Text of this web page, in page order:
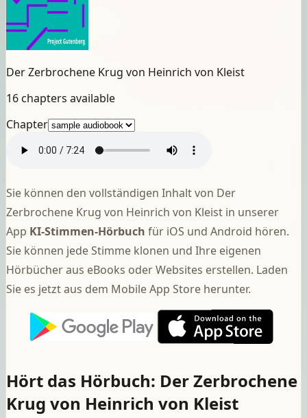
Der Zerbrochene Krug von Heinrich von Kleist
16 chapters available
Chapter
Sie können den vollständigen Inhalt von Der
Zerbrochene Krug von Heinrich von Kleist in unserer
App KI-Stimmen-Hörbuch für iOS und Android hören.
Sie können jede Stimme klonen und Ihre eigenen
Hörbücher aus eBooks oder Websites erstellen. Laden
Sie es jetzt aus dem Mobile App Store herunter.
Hört das Hörbuch: Der Zerbrochene
Krug von Heinrich von Kleist